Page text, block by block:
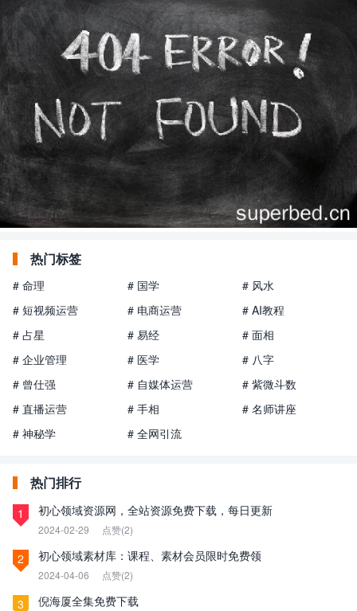
热门标签
# 命理 # 国学
# 风水
# 短视频运营
# 电商运营
# AI教程
# 占星
# 易经
# 面相
# 企业管理
# 医学
# 八字
# 曾仕强
# 自媒体运营
# 紫微斗数
# 直播运营
# 手相
# 名师讲座
# 神秘学
# 全网引流
热门排行
1 初心领域资源网，全站资源免费下载，每日更新
2024-02-29 点赞(2)
2 初心领域素材库：课程、素材会员限时免费领
2024-04-06 点赞(2)
3 倪海厦全集免费下载